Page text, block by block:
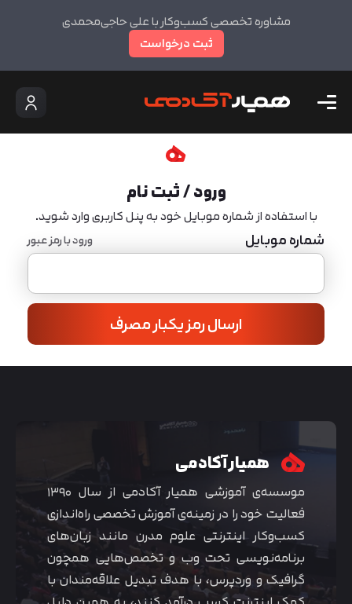
مشاوره تخصصی کسب‌وکار با علی حاجی‌محمدی
ثبت درخواست
ورود / ثبت نام
با استفاده از شماره موبایل خود به پنل کاربری وارد شوید.
شماره موبایل ورود با رمز عبور
ارسال رمز یکبار مصرف
همیار آکادمی
موسسه‌ی آموزشی همیار آکادمی از سال ۱۳۹۰
فعالیت خود را در زمینه‌ی آموزش تخصصی راه‌اندازی
کسب‌و‌کار اینترنتی علوم مدرن مانند زبان‌های
برنامه‌نویسی تحت وب و تخصص‌هایی همچون
گرافیک و وردپرس، با هدف تبدیل علاقه‌مندان با
متوجه شدم